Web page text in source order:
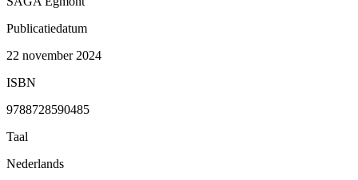
Publicatiedatum
22 november 2024
ISBN
9788728590485
Taal
Nederlands